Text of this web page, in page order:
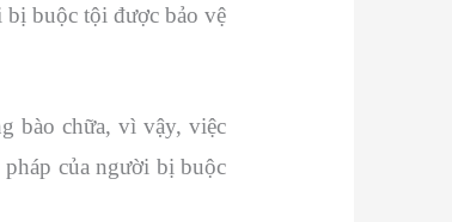
bị buộc tội được bảo vệ
bào chữa, vì vậy, việc
của người bị buộc